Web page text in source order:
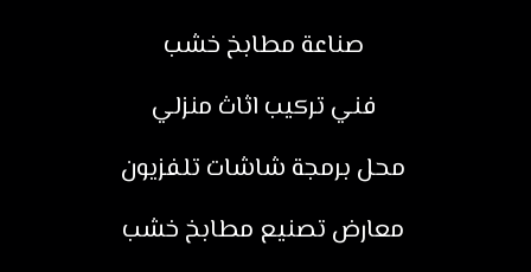
صناعة مطابخ خشب
فني تركيب اثاث منزلي
محل برمجة شاشات تلفزيون
معارض تصنيع مطابخ خشب